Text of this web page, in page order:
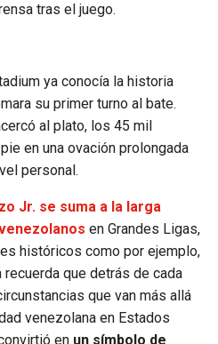
tras el juego.
ya conocía la historia
su primer turno al bate.
al plato, los 45 mil
en una ovación prolongada
personal.
Jr. se suma a la larga
en Grandes Ligas,
históricos como por ejemplo,
que detrás de cada
que van más allá
venezolana en Estados
en un símbolo de